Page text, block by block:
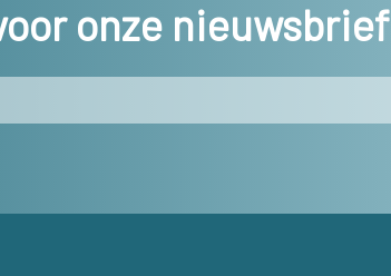
onze nieuwsbrief